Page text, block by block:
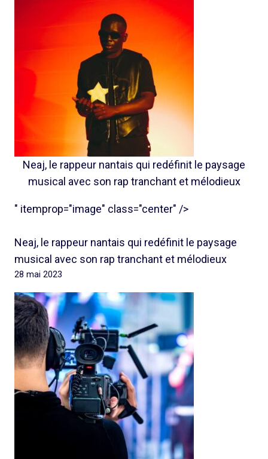
Neaj, le rappeur nantais qui redéfinit le paysage
musical avec son rap tranchant et mélodieux
" itemprop="image" class="center" />
Neaj, le rappeur nantais qui redéfinit le paysage
musical avec son rap tranchant et mélodieux
28 mai 2023